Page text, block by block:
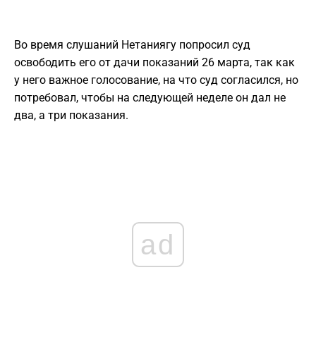
Во время слушаний Нетаниягу попросил суд
освободить его от дачи показаний 26 марта, так как
у него важное голосование, на что суд согласился, но
потребовал, чтобы на следующей неделе он дал не
два, а три показания.
ad